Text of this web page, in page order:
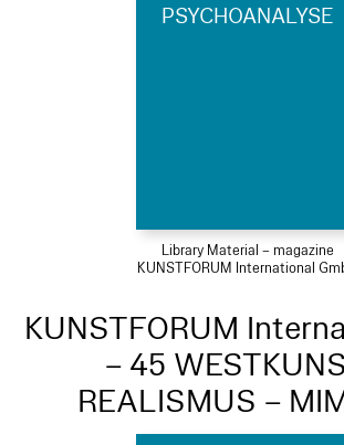
PSYCHOANALYSE
Library Material – magazine
KUNSTFORUM International
KUNSTFORUM
– 45
REALISMUS –